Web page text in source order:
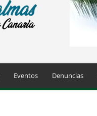
Eventos Denuncias